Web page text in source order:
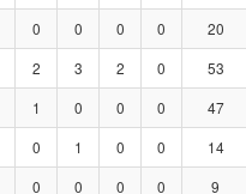
0 0 0 0 20
2 3 2 0 53
1 0 0 0 47
0 1 0 0 14
0 0 0 0 9